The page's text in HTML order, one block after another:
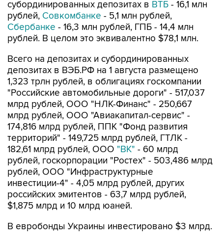
субординированных депозитах в ВТБ - 16,1 млн
рублей, Совкомбанке - 5,1 млн рублей,
Сбербанке - 16,3 млн рублей, ГПБ - 14,4 млн
рублей. В целом это эквивалентно $78,1 млн.
Всего на депозитах и субординированных
депозитах в ВЭБ.РФ на 1 августа размещено
1,323 трлн рублей, в облигациях госкомпании
"Российские автомобильные дороги" - 517,037
млрд рублей, ООО "НЛК-Финанс" - 250,667
млрд рублей, ООО "Авиакапитал-сервис" -
174,816 млрд рублей, ППК "Фонд развития
территорий" - 149,725 млрд рублей, ГТЛК -
182,61 млрд рублей, ООО "ВК" - 60 млрд
рублей, госкорпорации "Ростех" - 503,486 млрд
рублей, ООО "Инфраструктурные
инвестиции-4" - 4,05 млрд рублей, других
российских эмитентов - 63,7 млрд рублей,
$1,875 млрд и 10 млрд юаней.
В евробонды Украины инвестировано $3 млрд.